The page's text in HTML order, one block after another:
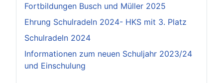
Fortbildungen Busch und Müller 2025
Ehrung Schulradeln 2024- HKS mit 3. Platz
Schulradeln 2024
Informationen zum neuen Schuljahr 2023/24
und Einschulung